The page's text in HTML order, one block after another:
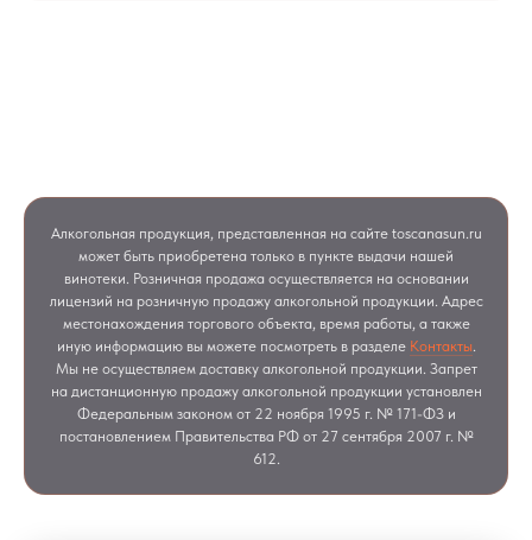
Алкогольная продукция, представленная на сайте toscanasun.ru
может быть приобретена только в пункте выдачи нашей
винотеки. Розничная продажа осуществляется на основании
лицензий на розничную продажу алкогольной продукции. Адрес
местонахождения торгового объекта, время работы, а также
иную информацию вы можете посмотреть в разделе Контакты.
Мы не осуществляем доставку алкогольной продукции. Запрет
на дистанционную продажу алкогольной продукции установлен
Федеральным законом от 22 ноября 1995 г. № 171-ФЗ и
постановлением Правительства РФ от 27 сентября 2007 г. №
612.